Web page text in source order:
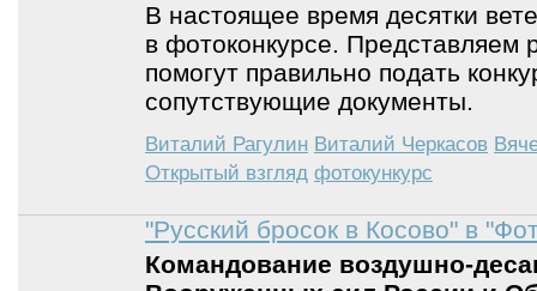
В настоящее время десятки
в фотоконкурсе. Представляем
помогут правильно подать
сопутствующие документы.
Виталий Рагулин Виталий Черкасов
Открытый взгляд фотокункурс
"Русский бросок в Косово" в
Командование воздушно-